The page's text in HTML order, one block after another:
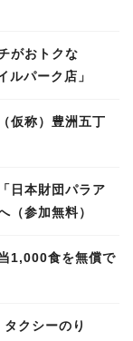
がおトクな
ルパーク店」
仮称）豊洲五丁
日本財団パラア
（参加無料）
1,000食を無償で
クシーのり